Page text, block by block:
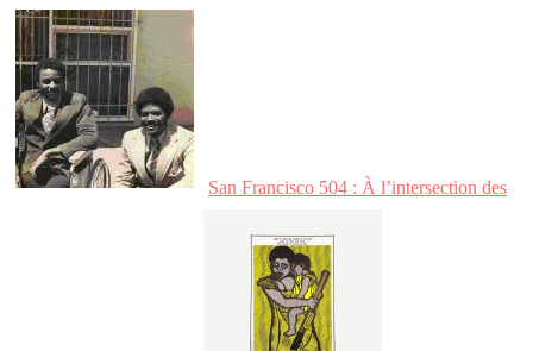
San Francisco 504 : À l’intersection des